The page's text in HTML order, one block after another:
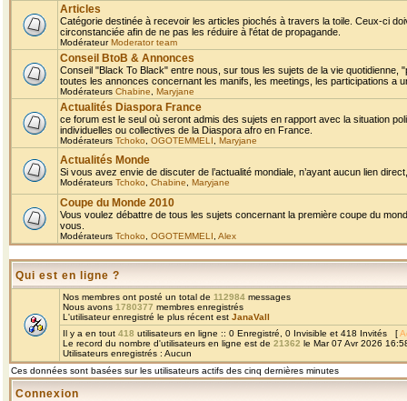
Articles
Catégorie destinée à recevoir les articles piochés à travers la toile. Ceux-ci
circonstanciée afin de ne pas les réduire à l'état de propagande.
ModérateurModerator team
Conseil BtoB & Annonces
Conseil "Black To Black" entre nous, sur tous les sujets de la vie
toutes les annonces concernant les manifs, les meetings, les participations a
Modérateurs Chabine Maryjane
Actualités Diaspora France
ce forum est le seul où seront admis des sujets en rapport avec la situation
individuelles ou collectives de la Diaspora afro en France.
Modérateurs Tchoko OGOTEMMELI Maryjane
Actualités Monde
Si vous avez envie de discuter de l’actualité mondiale, n’ayant aucun lien
Modérateurs Tchoko Chabine Maryjane
Coupe du Monde 2010
Vous voulez débattre de tous les sujets concernant la première coupe du
vous.
Modérateurs Tchoko OGOTEMMELI Alex
Qui est en ligne ?
Nos membres ont posté un total de 112984 messages
Nous avons 1780377 membres enregistrés
L'utilisateur enregistré le plus récent est JanaVall
Il y a en tout 418 utilisateurs en ligne :: 0 Enregistré, 0 Invisible et 418 Invités [
Le record du nombre d'utilisateurs en ligne est de 21362 le Mar 07 Avr 2026
Utilisateurs enregistrés : Aucun
Ces données sont basées sur les utilisateurs actifs des cinq dernières minutes
Connexion